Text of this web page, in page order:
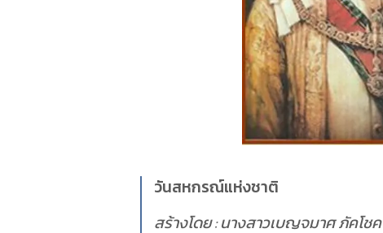
วันสหกรณ์แห่งชาติ
สร้างโดย : นางสาวเบญจมาศ ภัคโชค